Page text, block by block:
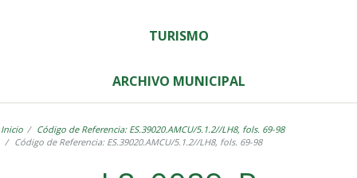
TURISMO
ARCHIVO MUNICIPAL
Inicio
Código de Referencia: ES.39020.AMCU/5.1.2//LH8, fols. 69-98
Código de Referencia: ES.39020.AMCU/5.1.2//LH8, fols. 69-98